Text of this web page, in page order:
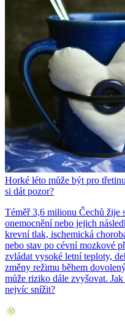
Horké léto může být pro
si dát pozor?
Téměř 3,6 milionu Čechů žije
onemocnění nebo jejich
krevní tlak, ischemická
nebo stav po cévní mozkové
zvládat vysoké letní teploty,
změny režimu během
může riziko dále zvyšovat.
nejvíc snížit?